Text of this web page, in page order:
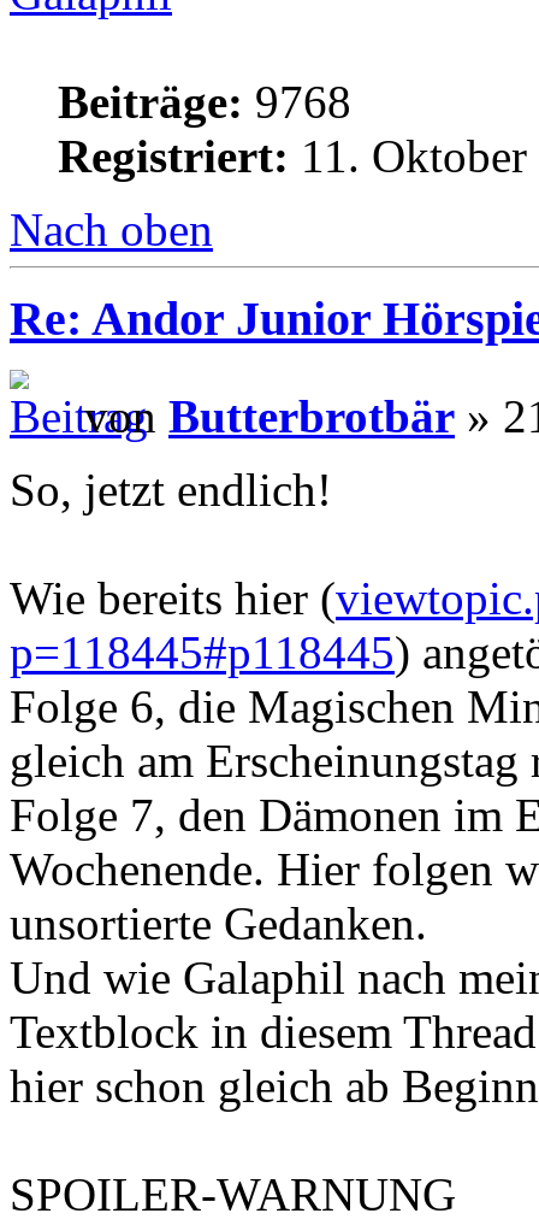
Beiträge: 9768
Registriert: 11.
Nach oben
Re: Andor Junior
von Butterbrotbär »
So, jetzt endlich!
Wie bereits hier (
p=118445#p118445)
Folge 6, die Magischen
gleich am Erscheinungstag
Folge 7, den Dämonen im
Wochenende. Hier folgen
unsortierte Gedanken.
Und wie Galaphil nach
Textblock in diesem
hier schon gleich ab
SPOILER-WARNUNG